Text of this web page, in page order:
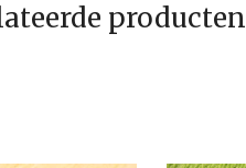
producten